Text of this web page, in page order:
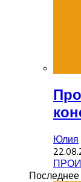
Юлия
Последнее